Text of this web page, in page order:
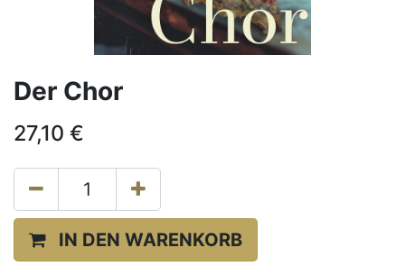
Der Chor
27,10 €
IN DEN WARENKORB